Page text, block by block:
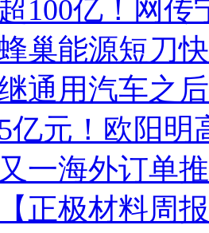
超100亿！网传
巢能源短刀
通用汽车之
5亿元！欧阳明
又一海外订单
【正极材料周